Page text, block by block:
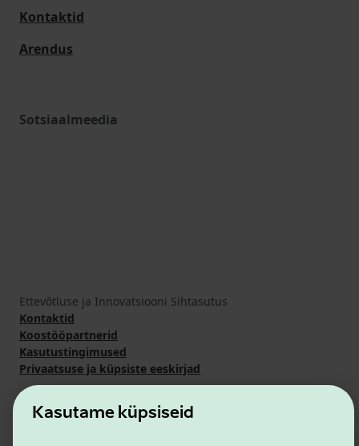
Kasutame küpsiseid
Kontaktid
Arendus
Sotsiaalmeedia
Ettevõtluse ja Innovatsiooni Sihtasutus
Kontaktid
Koostööpartnerid
Kasutustingimused
Privaatsuse ja küpsiste eeskirjad